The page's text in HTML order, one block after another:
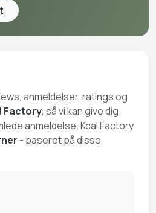
anmeldelser, ratings og
Factory, så vi kan give dig
anmeldelse. Kcal Factory
- baseret på disse